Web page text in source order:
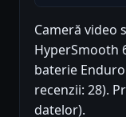
Cameră video
HyperSmooth
baterie
recenzii: 28).
datelor).